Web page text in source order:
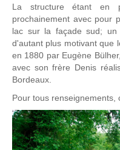
La structure étant en
prochainement avec pour
lac sur la façade sud; un
d'autant plus motivant que
en 1880 par Eugène
avec son frère Denis
Bordeaux.
Pour tous renseignements,